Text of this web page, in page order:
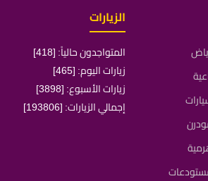
الزيارات
المتواجدون حالياً: [418]
زيارات اليوم: [465]
زيارات الأسبوع: [3898]
إجمالي الزيارات: [193806]